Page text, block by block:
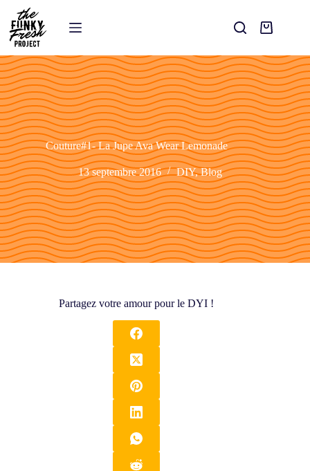
Couture#1- La Jupe Ava Wear Lemonade
13 septembre 2016 DIY,Blog
Partagez votre amour pour le DYI !